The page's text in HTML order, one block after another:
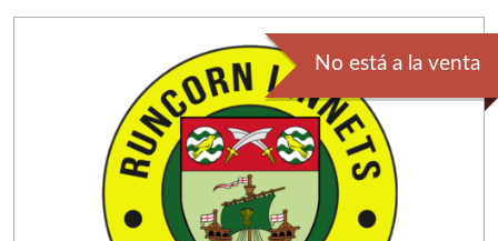
No está a la venta